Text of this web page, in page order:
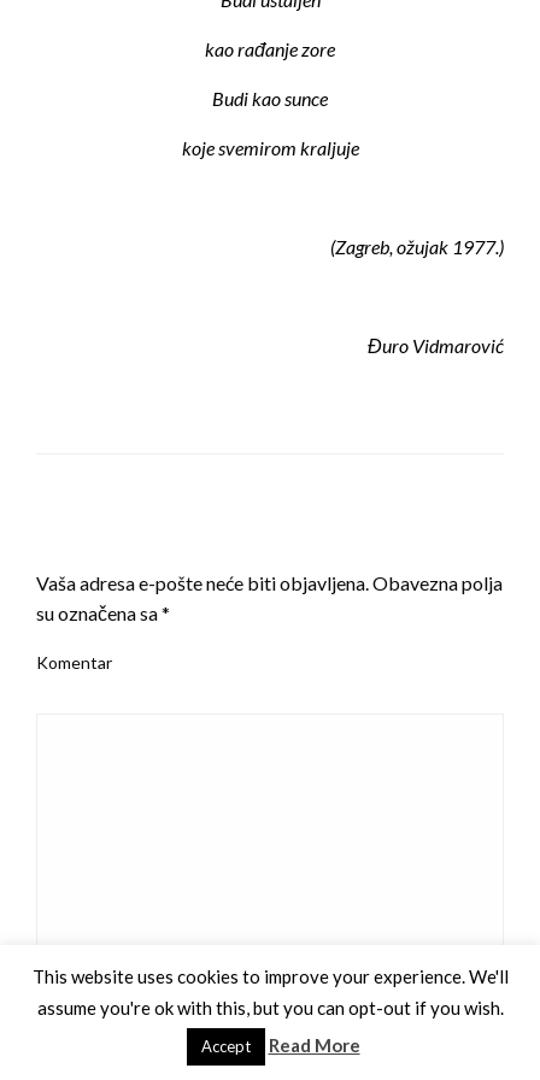
kao rađanje zore
Budi kao sunce
koje svemirom kraljuje
(Zagreb, ožujak 1977.)
Đuro Vidmarović
Vaša adresa e-pošte neće biti objavljena.Obavezna polja
su označena sa*
Komentar
Ime*
This website uses cookies to improve your experience. We'll
assume you're ok with this, but you can opt-out if you wish.
Accept Read More